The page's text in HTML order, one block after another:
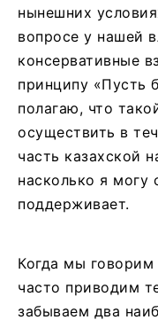
нынешних
вопросе у нашей
консервативные
принципу «Пусть
полагаю, что
осуществить в
часть казахской
насколько я могу
поддерживает.
Когда мы говорим
часто приводим
забываем два